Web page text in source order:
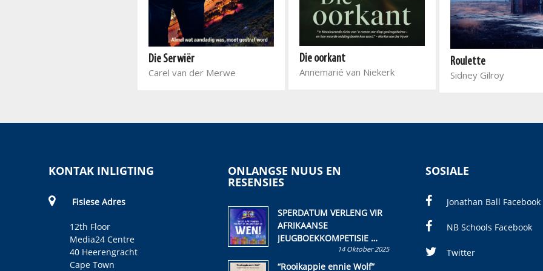
Die Serwiër
Carel van der Merwe
Die oorkant
Annemarié van Niekerk
Roulette
Sidney Gilroy
KONTAK INLIGTING
Fisiese Adres
12th Floor
Media24 Centre
40 Heerengracht
Cape Town
ONLANGSE NUUS EN
RESENSIES
SPERDATUM VERLENG VIR
AFRIKAANSE
JEUGBOEKKOMPETISIE
Skryf ’n jeugboek of
kinderboek en staan ’n
14 Oktober 2025
“Rooikappie ennie Wolf”
SOSIALE
Jonathan Ball Facebook
NB Schools Facebook
Twitter